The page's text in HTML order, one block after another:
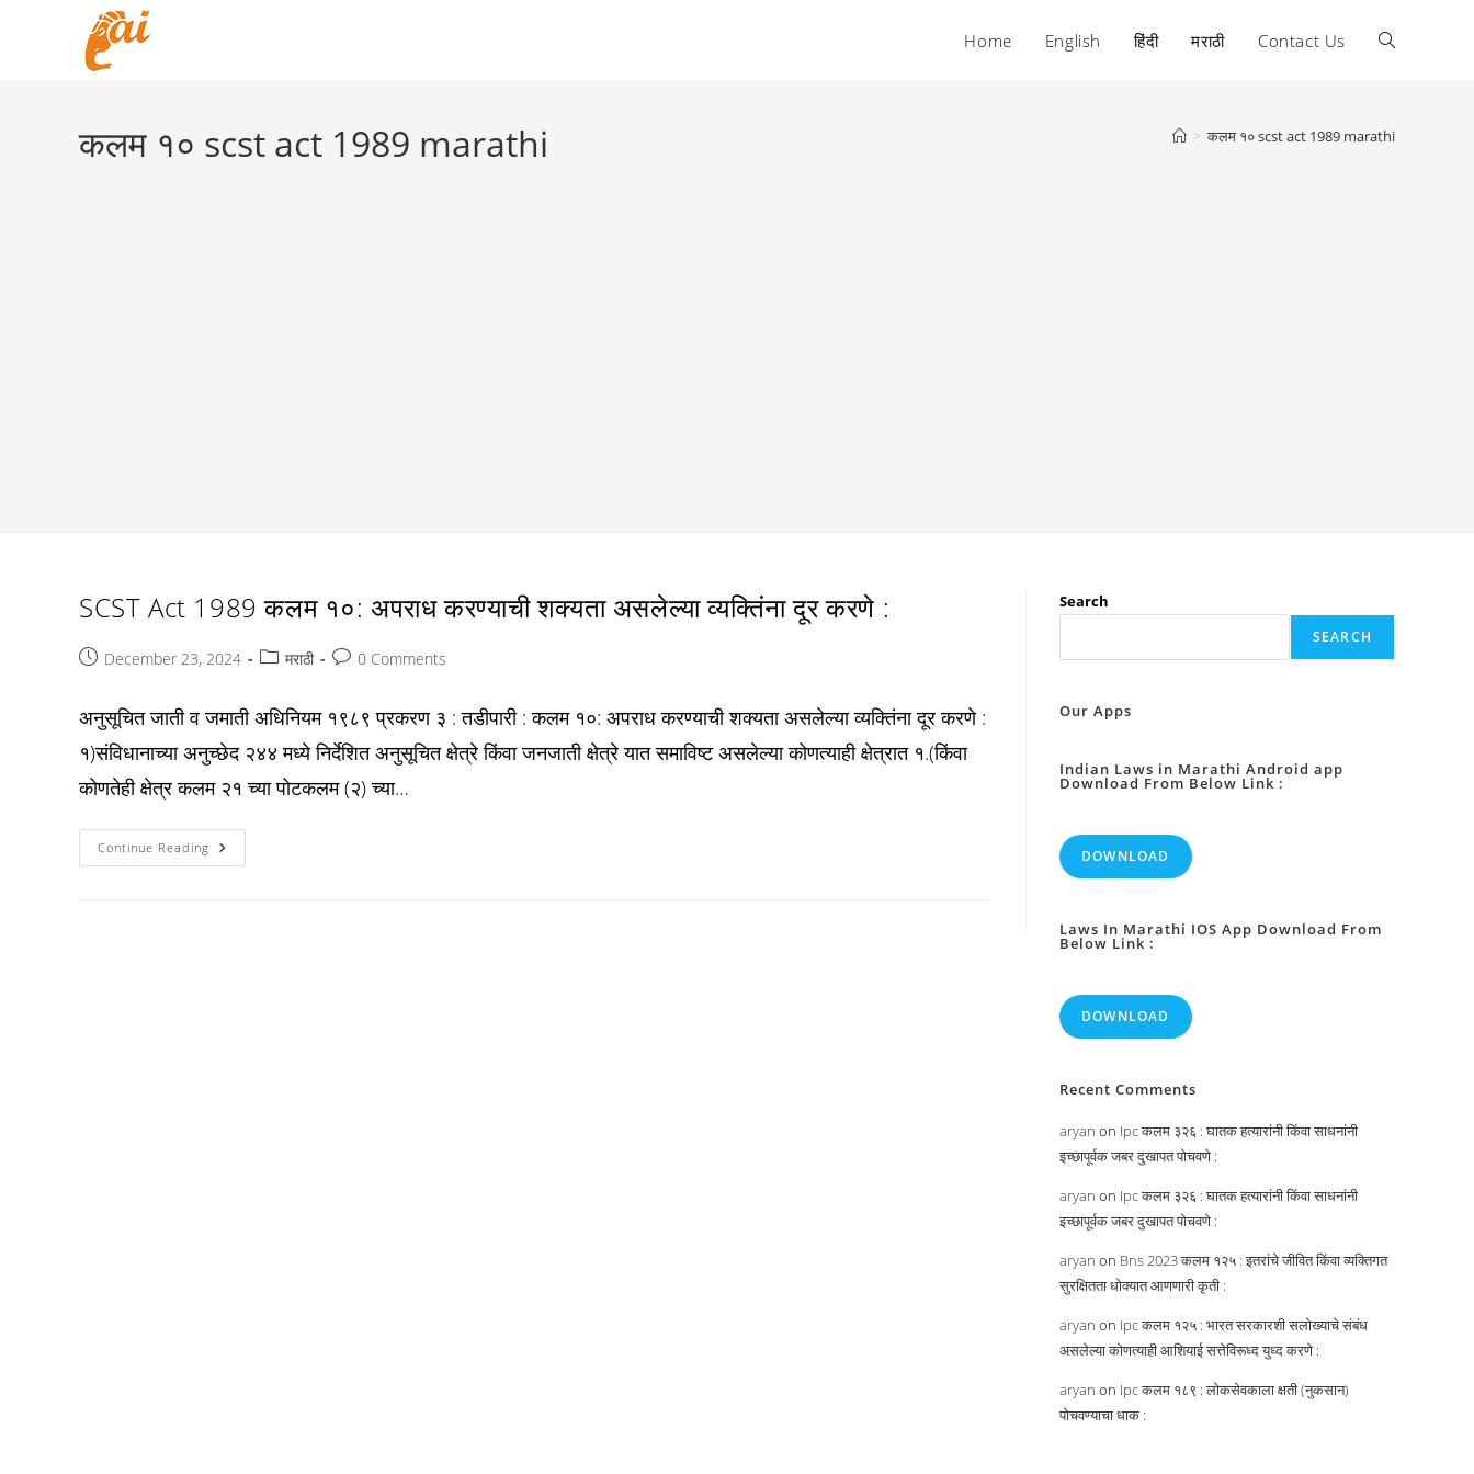
Home English हिंदी मराठी Contact Us Toggle
कलम १० scst act 1989 marathi > कलम १० scst act 1989 marathi
SCST Act 1989 कलम १०: अपराध करण्याची शक्यता असलेल्या व्यक्तिंना दूर करणे :
PostDecember 23, 2024
Postमराठी
Post0 Comments
अनुसूचित जाती व जमाती अधिनियम १९८९ प्रकरण ३ : तडीपारी : कलम १०: अपराध करण्याची शक्यता असलेल्या व्यक्तिंना दूर करणे :
१)संविधानाच्या अनुच्छेद २४४ मध्ये निर्देशित अनुसूचित क्षेत्रे किंवा जनजाती क्षेत्रे यात समाविष्ट असलेल्या कोणत्याही क्षेत्रात १.(किंवा
कोणतेही क्षेत्र कलम २१ च्या पोटकलम (२) च्या…
Continue Reading SCST
Act
Search
SEARCH
Our Apps
Indian Laws in Marathi Android app
Download From Below Link :
DOWNLOAD
Laws In Marathi IOS App Download From
Below Link :
DOWNLOAD
Recent Comments
aryan on Ipc कलम ३२६ : घातक हत्यारांनी किंवा साधनांनी
इच्छापूर्वक जबर दुखापत पोचवणे :
aryan on Ipc कलम ३२६ : घातक हत्यारांनी किंवा साधनांनी
इच्छापूर्वक जबर दुखापत पोचवणे :
aryan on Bns 2023 कलम १२५ : इतरांचे जीवित किंवा व्यक्तिगत
सुरक्षितता धोक्यात आणणारी कृती :
aryan on Ipc कलम १२५ : भारत सरकारशी सलोख्याचे संबंध
असलेल्या कोणत्याही आशियाई सत्तेविरूध्द युध्द करणे :
aryan on Ipc कलम १८९ : लोकसेवकाला क्षती (नुकसान)
पोचवण्याचा धाक :